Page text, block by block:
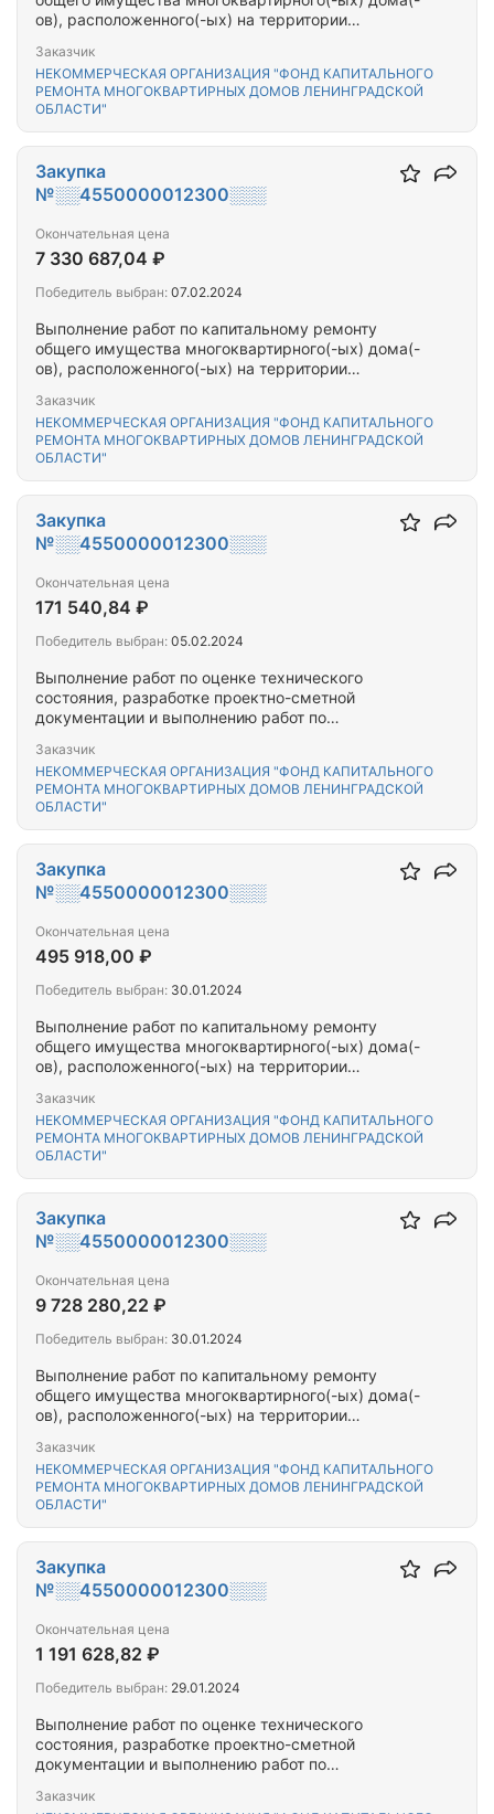
ов), расположенного(-ых) на территории
Ленинградской области
Заказчик
НЕКОММЕРЧЕСКАЯ ОРГАНИЗАЦИЯ "ФОНД КАПИТАЛЬНОГО
РЕМОНТА МНОГОКВАРТИРНЫХ ДОМОВ ЛЕНИНГРАДСКОЙ
ОБЛАСТИ"
Выполнение работ по капитальному ремонту
общего имущества многоквартирного(-ых) дома(-
ов), расположенного(-ых) на территории
Ленинградской области
Заказчик
НЕКОММЕРЧЕСКАЯ ОРГАНИЗАЦИЯ "ФОНД КАПИТАЛЬНОГО
РЕМОНТА МНОГОКВАРТИРНЫХ ДОМОВ ЛЕНИНГРАДСКОЙ
ОБЛАСТИ"
Закупка
№░░4550000012300░░░
Окончательная цена
7 330 687,04 ₽
Победитель выбран: 07.02.2024
Выполнение работ по оценке технического
состояния, разработке проектно-сметной
документации и выполнению работ по
многоквартирного(-ых) дома(-ов),
расположенного(-ых) на территории Выборгского
муниципального района Ленинградской области
Заказчик
НЕКОММЕРЧЕСКАЯ ОРГАНИЗАЦИЯ "ФОНД КАПИТАЛЬНОГО
РЕМОНТА МНОГОКВАРТИРНЫХ ДОМОВ ЛЕНИНГРАДСКОЙ
ОБЛАСТИ"
Закупка
№░░4550000012300░░░
Окончательная цена
171 540,84 ₽
Победитель выбран: 05.02.2024
Выполнение работ по капитальному ремонту
общего имущества многоквартирного(-ых) дома(-
ов), расположенного(-ых) на территории
районов Ленинградской области
Заказчик
НЕКОММЕРЧЕСКАЯ ОРГАНИЗАЦИЯ "ФОНД КАПИТАЛЬНОГО
РЕМОНТА МНОГОКВАРТИРНЫХ ДОМОВ ЛЕНИНГРАДСКОЙ
ОБЛАСТИ"
Закупка
№░░4550000012300░░░
Окончательная цена
495 918,00 ₽
Победитель выбран: 30.01.2024
Выполнение работ по капитальному ремонту
общего имущества многоквартирного(-ых) дома(-
ов), расположенного(-ых) на территории
Ленинградской области
Заказчик
НЕКОММЕРЧЕСКАЯ ОРГАНИЗАЦИЯ "ФОНД КАПИТАЛЬНОГО
РЕМОНТА МНОГОКВАРТИРНЫХ ДОМОВ ЛЕНИНГРАДСКОЙ
ОБЛАСТИ"
Закупка
№░░4550000012300░░░
Окончательная цена
9 728 280,22 ₽
Победитель выбран: 30.01.2024
Выполнение работ по оценке технического
состояния, разработке проектно-сметной
документации и выполнению работ по
многоквартирного(-ых) дома(-ов),
Заказчик
Закупка
№░░4550000012300░░░
Окончательная цена
1 191 628,82 ₽
Победитель выбран: 29.01.2024